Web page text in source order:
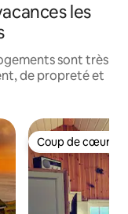
les
sont très
de propreté et
Coup de cœur
Coup de cœur